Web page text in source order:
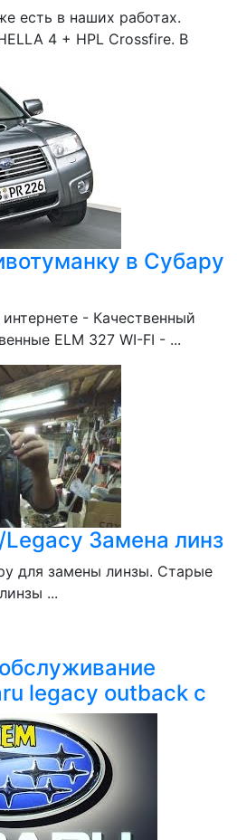
есть в наших работах.
4 + HPL Crossfire. В
в Субару
- Качественный
ELM 327 WI-FI - ...
Замена линз
для замены линзы. Старые
...
legacy outback с